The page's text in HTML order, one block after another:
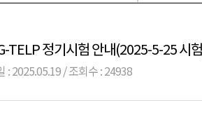
TELP 정기시험 안내(2025-5-25 시
: 2025.05.19 / 조회수 : 24938